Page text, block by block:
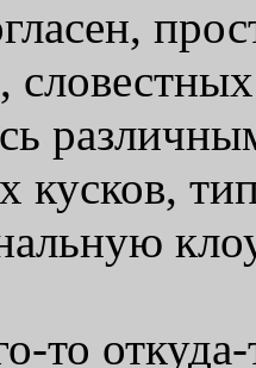
кусков,
то